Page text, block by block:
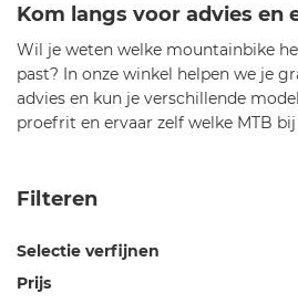
Kom langs voor advies en
Wil je weten welke mountainbike
past? In onze winkel helpen we je
advies en kun je verschillende
proefrit en ervaar zelf welke MTB
Filteren
Selectie verfijnen
Prijs